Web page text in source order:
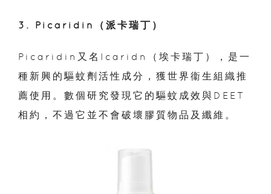
3. Picaridin（派卡瑞丁）
Picaridin又名Icaridn（埃卡瑞丁），是一
種新興的驅蚊劑活性成分，獲 世界衞生組織推
薦使用。數個研究發現它的驅蚊成效與DEET
相約，不過它並不會破壞膠質物品及纖維。